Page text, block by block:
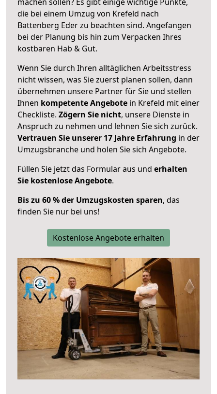
die bei einem Umzug von Krefeld nach
Battenberg Eder zu beachten sind. Angefangen
bei der Planung bis hin zum Verpacken Ihres
kostbaren Hab & Gut.
Wenn Sie durch Ihren alltäglichen Arbeitsstress
nicht wissen, was Sie zuerst planen sollen, dann
übernehmen unsere Partner für Sie und stellen
Ihnen kompetente Angebote in Krefeld mit einer
Checkliste. Zögern Sie nicht, unsere Dienste in
Anspruch zu nehmen und lehnen Sie sich zurück.
Vertrauen Sie unserer 17 Jahre Erfahrung in der
Umzugsbranche und holen Sie sich Angebote.
Füllen Sie jetzt das Formular aus und erhalten
Sie kostenlose Angebote.
Bis zu 60 % der Umzugskosten sparen, das
finden Sie nur bei uns!
Kostenlose Angebote erhalten